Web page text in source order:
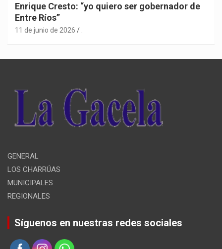
Enrique Cresto: “yo quiero ser gobernador de
Entre Ríos”
11 de junio de 2026
GENERAL
LOS CHARRÚAS
MUNICIPALES
REGIONALES
Síguenos en nuestras redes sociales